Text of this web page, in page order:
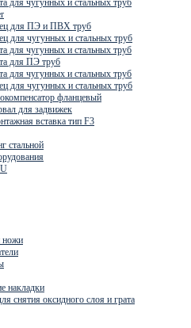
для чугунных и стальных труб
для ПЭ и ПВХ труб
для чугунных и стальных труб
для чугунных и стальных труб
для ПЭ труб
для чугунных и стальных труб
для чугунных и стальных труб
фланцевый
для задвижек
вставка тип F3
стальной
ножи
накладки
снятия оксидного слоя и грата